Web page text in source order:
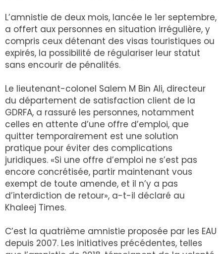
L’amnistie de deux mois, lancée le 1er septembre,
a offert aux personnes en situation irrégulière, y
compris ceux détenant des visas touristiques ou
expirés, la possibilité de régulariser leur statut
sans encourir de pénalités.
Le lieutenant-colonel Salem M Bin Ali, directeur
du département de satisfaction client de la
GDRFA, a rassuré les personnes, notamment
celles en attente d’une offre d’emploi, que
quitter temporairement est une solution
pratique pour éviter des complications
juridiques. «Si une offre d’emploi ne s’est pas
encore concrétisée, partir maintenant vous
exempt de toute amende, et il n’y a pas
d’interdiction de retour», a-t-il déclaré au
Khaleej Times.
C’est la quatrième amnistie proposée par les EAU
depuis 2007. Les initiatives précédentes, telles